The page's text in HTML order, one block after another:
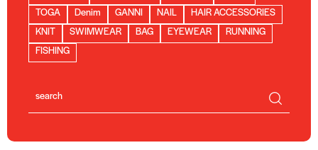
TOGA
Denim GANNI NAIL
HAIR ACCESSORIES
KNIT
SWIMWEAR BAG EYEWEAR
RUNNING
FISHING